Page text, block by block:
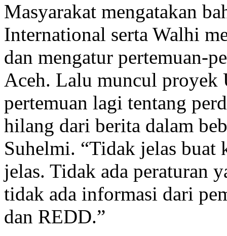
Masyarakat mengatakan
International serta Walhi
dan mengatur pertemuan-
Aceh. Lalu muncul proyek
pertemuan lagi tentang
hilang dari berita dalam
Suhelmi. “Tidak jelas buat
jelas. Tidak ada peraturan
tidak ada informasi dari
dan REDD.”